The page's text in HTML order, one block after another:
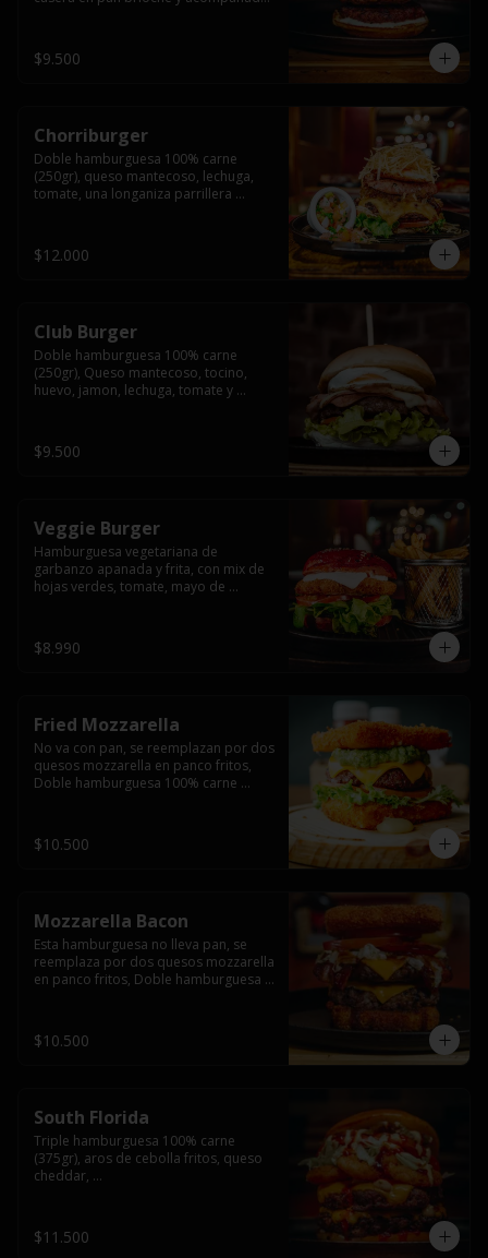
$9.500
Chorriburger
Doble hamburguesa 100% carne
(250gr), queso mantecoso, lechuga,
tomate, una longaniza parrillera
papas fritas.
$12.000
Club Burger
Doble hamburguesa 100% carne
(250gr), Queso mantecoso, tocino,
huevo, jamon, lechuga, tomate y
$9.500
Veggie Burger
Hamburguesa vegetariana de
garbanzo apanada y frita, con mix de
hojas verdes, tomate, mayo de
$8.990
Fried Mozzarella
No va con pan, se reemplazan por dos
quesos mozzarella en panco fritos,
Doble hamburguesa 100% carne
$10.500
Mozzarella Bacon
Esta hamburguesa no lleva pan, se
reemplaza por dos quesos mozzarella
en panco fritos, Doble hamburguesa
salsa BBQ acompañado de papas
fritas.
$10.500
South Florida
Triple hamburguesa 100% carne
(375gr), aros de cebolla fritos, queso
cheddar,
$11.500